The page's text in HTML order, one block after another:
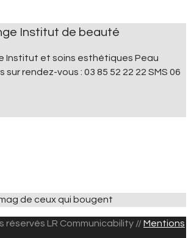
Institut de beauté
Institut et soins esthétiques Peau
sur rendez-vous : 03 85 52 22 22 SMS 06
de ceux qui bougent
réservés LR Communicability // Mentions